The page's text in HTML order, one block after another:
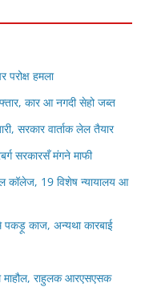
परोक्ष हमला
कार आ नगदी सेहो जब्त
सरकार वार्ताक लेल तैयार
सरकारसँ मंगने माफी
कॉलेज, 19 विशेष न्यायालय आ
पकड़ू काज, अन्यथा कारबाई
राहुलक आरएसएसक